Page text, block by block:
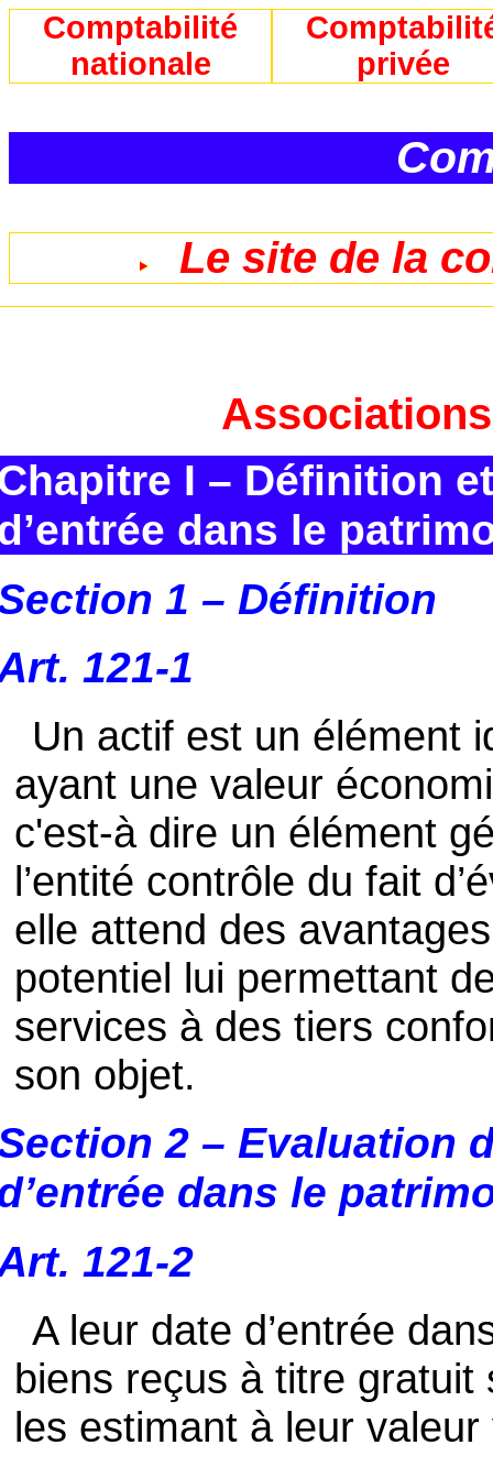
Comptabilité
nationale
privée
Le site de la
I – Définition
dans le
1 – Définition
121-1
Un actif est un élément
ayant une valeur
c'est-à dire un élément
l’entité contrôle du fait
elle attend des
potentiel lui permettant
services à des tiers
son objet.
2 – Evaluation
dans le
121-2
A leur date d’entrée
biens reçus à titre gratuit
les estimant à leur valeur